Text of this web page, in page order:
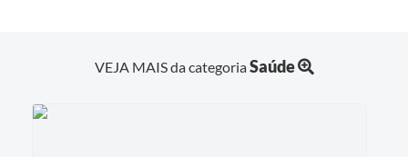
VEJA MAIS da categoriaSaúde